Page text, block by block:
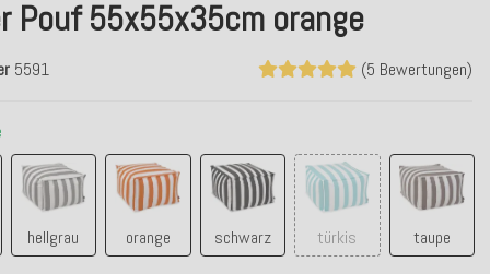
Pouf 55x55x35cm orange
(5 Bewertungen)
5591
hellgrau
hellgrau
orange
orange
schwarz
schwarz
türkis
türkis
taupe
taupe